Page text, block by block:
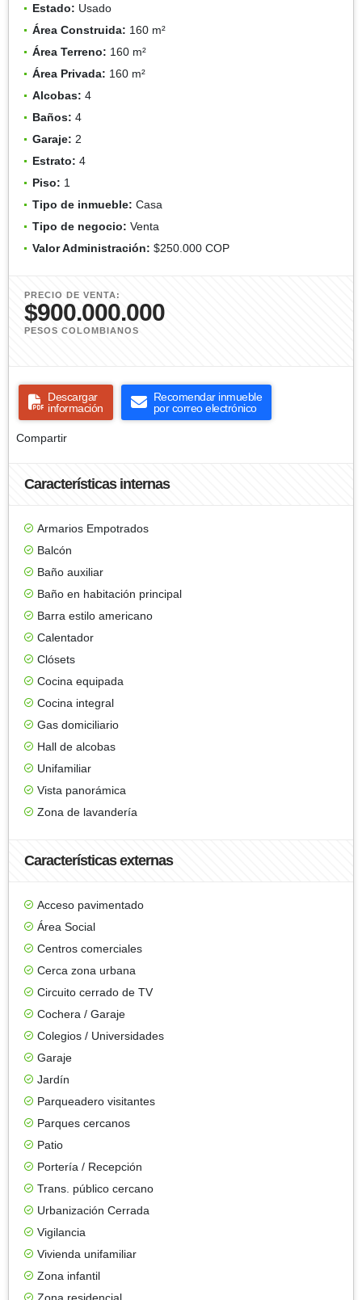
Estado: Usado
Área Construida: 160 m²
Área Terreno: 160 m²
Área Privada: 160 m²
Alcobas: 4
Baños: 4
Garaje: 2
Estrato: 4
Piso: 1
Tipo de inmueble: Casa
Tipo de negocio: Venta
Valor Administración: $250.000 COP
PRECIO DE VENTA:
$900.000.000
PESOS COLOMBIANOS
Descargar
información
Recomendar inmueble
por correo electrónico
Compartir
Características internas
Armarios Empotrados
Balcón
Baño auxiliar
Baño en habitación principal
Barra estilo americano
Calentador
Clósets
Cocina equipada
Cocina integral
Gas domiciliario
Hall de alcobas
Unifamiliar
Vista panorámica
Zona de lavandería
Características externas
Acceso pavimentado
Área Social
Centros comerciales
Cerca zona urbana
Circuito cerrado de TV
Cochera / Garaje
Colegios / Universidades
Garaje
Jardín
Parqueadero visitantes
Parques cercanos
Patio
Portería / Recepción
Trans. público cercano
Urbanización Cerrada
Vigilancia
Vivienda unifamiliar
Zona infantil
Zona residencial